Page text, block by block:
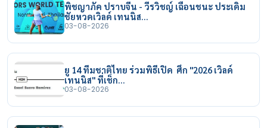
พิชญาภัค ปราบจีน - วีรวิชญ์ เฉือนชนะ ประเดิม
ชัยหวดเวิลด์ เทนนิส…
03-08-2026
ยู 14 ทีมชาติไทย ร่วมพิธีเปิด ศึก "2026 เวิลด์
เทนนิส" ที่เช็ก…
03-08-2026